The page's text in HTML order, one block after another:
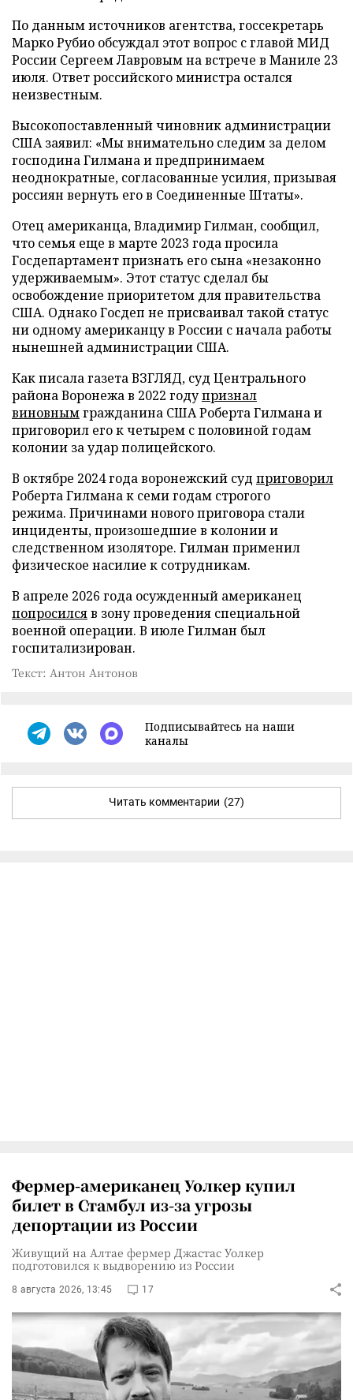
По данным источников агентства, госсекретарь
Марко Рубио обсуждал этот вопрос с главой МИД
России Сергеем Лавровым на встрече в Маниле 23
июля. Ответ российского министра остался
неизвестным.
Высокопоставленный чиновник администрации
США заявил: «Мы внимательно следим за делом
господина Гилмана и предпринимаем
неоднократные, согласованные усилия, призывая
россиян вернуть его в Соединенные Штаты».
Отец американца, Владимир Гилман, сообщил,
что семья еще в марте 2023 года просила
Госдепартамент признать его сына «незаконно
удерживаемым». Этот статус сделал бы
освобождение приоритетом для правительства
США. Однако Госдеп не присваивал такой статус
ни одному американцу в России с начала работы
нынешней администрации США.
Как писала газета ВЗГЛЯД, суд Центрального
района Воронежа в 2022 годупризнал
виновнымгражданина США Роберта Гилмана и
приговорил его к четырем с половиной годам
колонии за удар полицейского.
В октябре 2024 года воронежский суд приговорил
Роберта Гилмана к семи годам строгого
режима. Причинами нового приговора стали
инциденты, произошедшие в колонии и
следственном изоляторе. Гилман применил
физическое насилие к сотрудникам.
В апреле 2026 года осужденный американец
попросилсяв зону проведения специальной
военной операции. В июле Гилман был
госпитализирован.
Текст: Антон Антонов
Подписывайтесь на наши
каналы
Читать комментарии (27)
Фермер-американец Уолкер купил
билет в Стамбул из-за угрозы
депортации из России
Живущий на Алтае фермер Джастас Уолкер
подготовился к выдворению из России
8 августа 2026, 13:45 17